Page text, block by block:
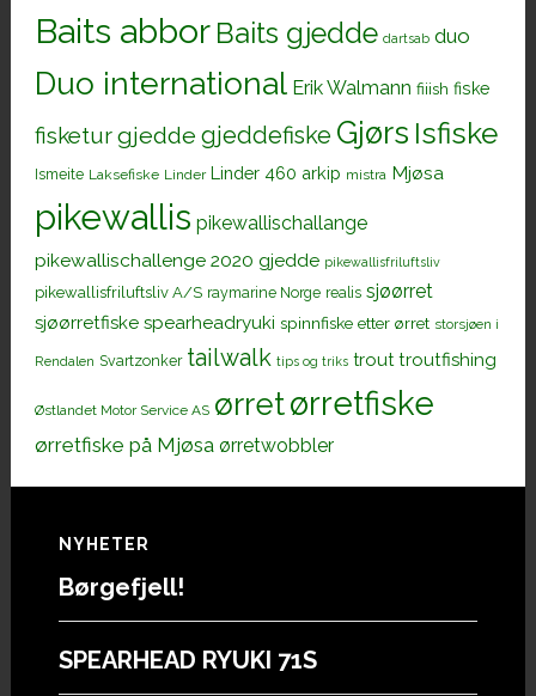
Baits abbor Baits gjedde dartsab duo
Duo international Erik Walmann fiiish fiske
fisketurgjedde gjeddefiske Gjørs Isfiske
Ismeite Laksefiske Linder Linder 460 arkip mistra Mjøsa
pikewallis pikewallischallange
pikewallischallenge 2020 gjedde pikewallisfriluftsliv
pikewallisfriluftsliv A/S raymarine Norge realis sjøørret
sjøørretfiske spearheadryuki spinnfiske etter ørret storsjøen i
Rendalen Svartzonker tailwalk tips og triks trout troutfishing
Østlandet Motor Service AS ørretørretfiske
ørretfiske på Mjøsa ørretwobbler
Footer
NYHETER
Børgefjell!
SPEARHEAD RYUKI 71S